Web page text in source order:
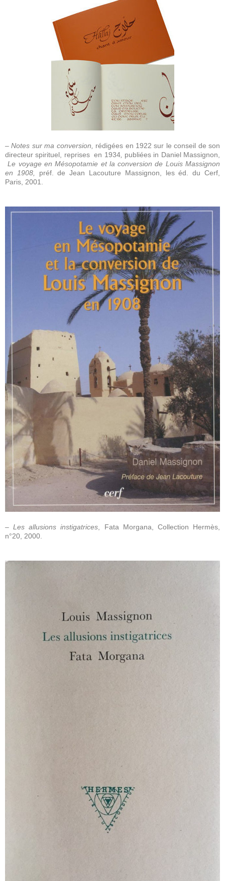
– Notes sur ma conversion, rédigées en 1922 sur le conseil de son
directeur spirituel, reprises en 1934, publiées in Daniel Massignon,
Le voyage en Mésopotamie et la conversion de Louis Massignon
en 1908,
préf. de Jean Lacouture Massignon, les éd. du Cerf,
Paris, 2001.
– Les allusions instigatrices, Fata Morgana, Collection Hermès,
n°20, 2000.